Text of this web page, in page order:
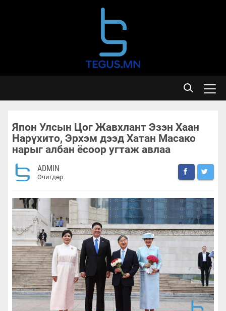
Япон Улсын Цог Жавхлант Эзэн Хаан
Нарүхито, Эрхэм дээд Хатан Масако
нарыг албан ёсоор угтаж авлаа
ADMIN
Өчигдөр